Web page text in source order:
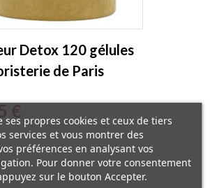
Detox 120 gélules
de Paris
€
ses propres cookies et ceux de tiers
services et vous montrer des
préférences en analysant vos
Pour donner votre consentement
sur le bouton Accepter.